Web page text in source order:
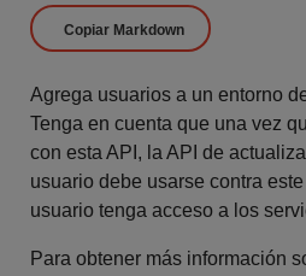
Copiar Markdown
Agrega usuarios a un entorno
Tenga en cuenta que una vez
con esta API, la API de
usuario debe usarse contra
usuario tenga acceso a los
Para obtener más información